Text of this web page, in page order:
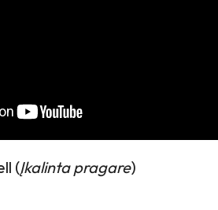
(Įkalinta pragare)